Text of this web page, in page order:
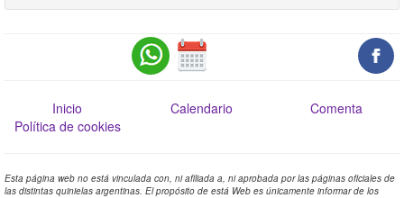
Inicio Calendario
Comenta
Política de cookies
Esta página web no está vinculada con, ni afiliada a, ni aprobada por las páginas oficiales de
las distintas quinielas argentinas. El propósito de está Web es únicamente informar de los